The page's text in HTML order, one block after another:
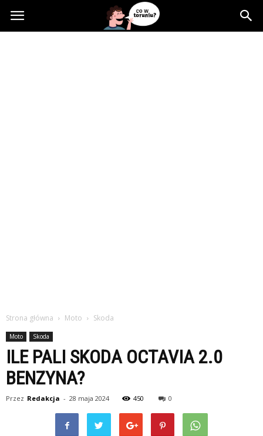
Cowtoruniu.pl
Strona główna Moto Skoda
Moto Skoda
ILE PALI SKODA OCTAVIA 2.0
BENZYNA?
Przez Redakcja - 28 maja 2024 450 0